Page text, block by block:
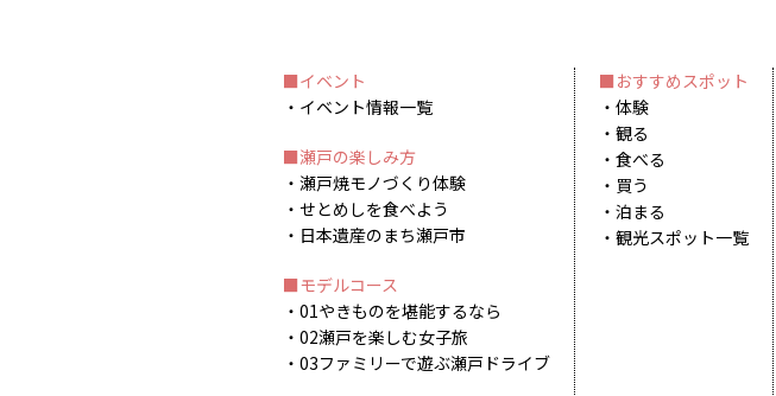
イベント
イベント情報一覧
瀬戸の楽しみ方
瀬戸焼モノづくり体験
せとめしを食べよう
日本遺産のまち瀬戸市
モデルコース
01やきものを堪能するなら
02瀬戸を楽しむ女子旅
03ファミリーで遊ぶ瀬戸ドライブ
おすすめスポット
体験
観る
食べる
買う
泊まる
観光スポット一覧